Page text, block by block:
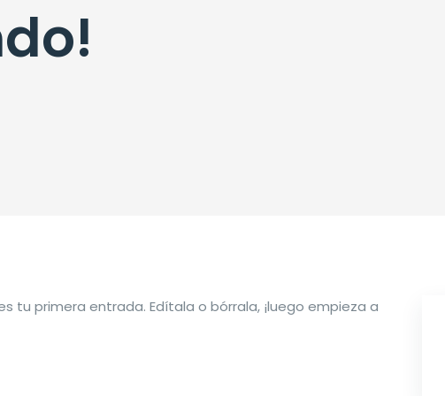
tu primera entrada. Edítala o bórrala, ¡luego empieza a